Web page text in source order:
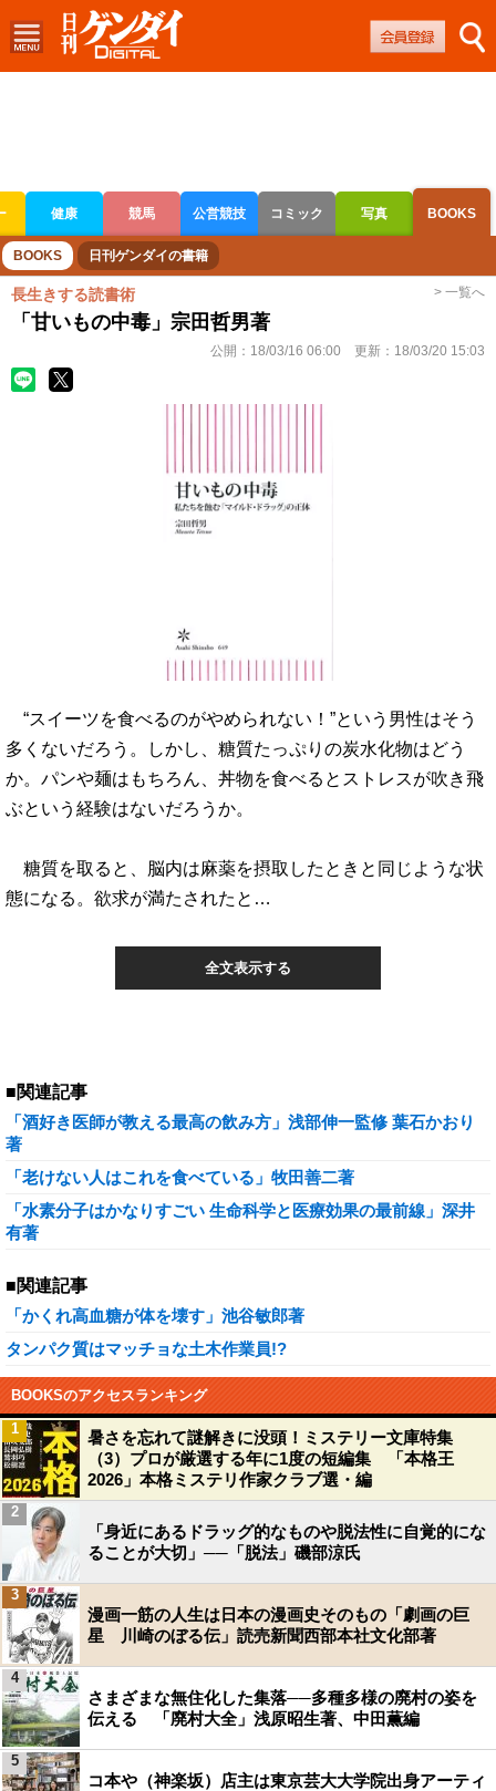
健康 競馬 公営競技 コミック 写真 BOOKS
ボートレース 競輪 オートレース
BOOKS 日刊ゲンダイの書籍
長生きする読書術 > 一覧へ
「甘いもの中毒」宗田哲男著
公開： 18/03/16 06:00 更新： 18/03/20 15:03
“スイーツを食べるのがやめられない！”という男性はそう
多くないだろう。しかし、糖質たっぷりの炭水化物はどう
か。パンや麺はもちろん、丼物を食べるとストレスが吹き飛
ぶという経験はないだろうか。
糖質を取ると、脳内は麻薬を摂取したときと同じような状
態になる。欲求が満たされたと…
全文表示する
■関連記事
「酒好き医師が教える最高の飲み方」浅部伸一監修 葉石かおり
著
「老けない人はこれを食べている」牧田善二著
「水素分子はかなりすごい 生命科学と医療効果の最前線」深井
有著
■関連記事
「かくれ高血糖が体を壊す」池谷敏郎著
タンパク質はマッチョな土木作業員!?
BOOKSのアクセスランキング
暑さを忘れて謎解きに没頭！ミステリー文庫特集
（3）プロが厳選する年に1度の短編集 「本格王
2026」本格ミステリ作家クラブ選・編
1
「身近にあるドラッグ的なものや脱法性に自覚的にな
ることが大切」──「脱法」磯部涼氏
2
漫画一筋の人生は日本の漫画史そのもの「劇画の巨
星 川崎のぼる伝」読売新聞西部本社文化部著
3
さまざまな無住化した集落──多種多様の廃村の姿を
伝える 「廃村大全」浅原昭生著、中田薫編
4
コ本や（神楽坂）店主は東京芸大大学院出身アーティ
5